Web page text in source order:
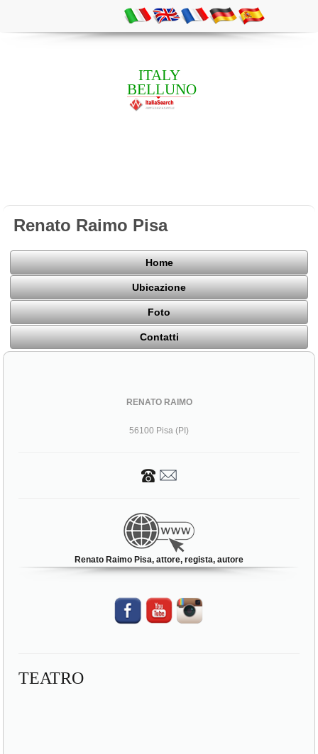
ITALY
BELLUNO
Renato Raimo Pisa
Home
Ubicazione
Foto
Contatti
RENATO RAIMO
56100 Pisa (PI)
Renato Raimo Pisa, attore, regista, autore
TEATRO